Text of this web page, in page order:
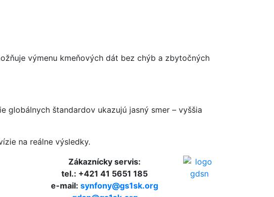
výmenu kmeňových dát bez chýb a zbytočných
globálnych štandardov ukazujú jasný smer – vyššia
na reálne výsledky.
Zákaznícky servis:
tel.: +421 41 5651 185
e-mail: synfony@gs1sk.org